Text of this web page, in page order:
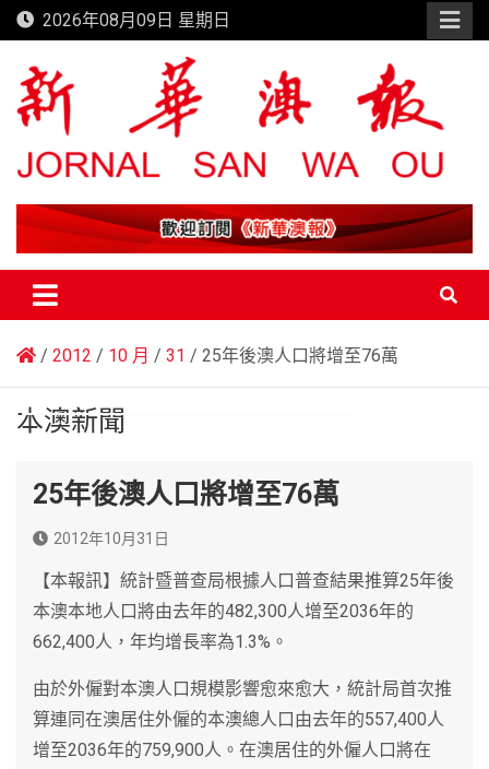
Skip
to
content
2026年08月09日 星期日
新華澳報
2012 10 月 31 25年後澳人口將增至76萬
本澳新聞
25年後澳人口將增至76萬
2012年10月31日
【本報訊】統計暨普查局根據人口普查結果推算25年後
本澳本地人口將由去年的482,300人增至2036年的
662,400人，年均增長率為1.3%。
由於外僱對本澳人口規模影響愈來愈大，統計局首次推
算連同在澳居住外僱的本澳總人口由去年的557,400人
增至2036年的759,900人。在澳居住的外僱人口將在